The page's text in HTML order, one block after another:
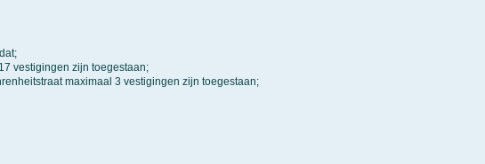
vestigingen zijn toegestaan;
maximaal 3 vestigingen zijn toegestaan;